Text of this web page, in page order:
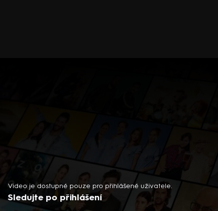
Video je dostupné pouze pro přihlášené uživatele.
Sledujte po přihlášení